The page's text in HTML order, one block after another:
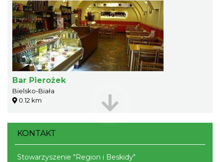
Bar Pierożek
Bielsko-Biała
0.12 km
KONTAKT
Stowarzyszenie "Region i Beskidy"